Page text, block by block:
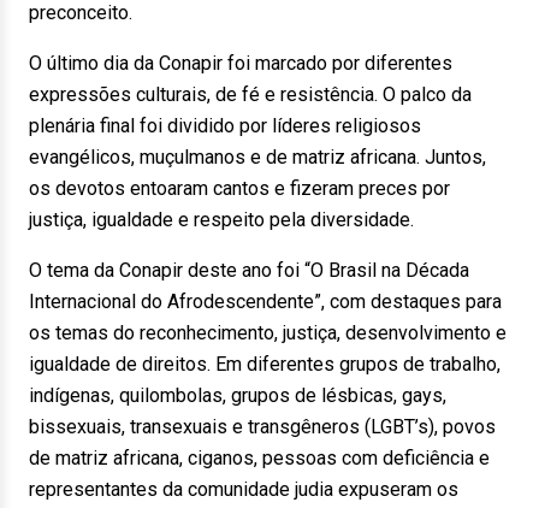
preconceito.
O último dia da Conapir foi marcado por diferentes
expressões culturais, de fé e resistência. O palco da
plenária final foi dividido por líderes religiosos
evangélicos, muçulmanos e de matriz africana. Juntos,
os devotos entoaram cantos e fizeram preces por
justiça, igualdade e respeito pela diversidade.
O tema da Conapir deste ano foi “O Brasil na Década
Internacional do Afrodescendente”, com destaques para
os temas do reconhecimento, justiça, desenvolvimento e
igualdade de direitos. Em diferentes grupos de trabalho,
indígenas, quilombolas, grupos de lésbicas, gays,
bissexuais, transexuais e transgêneros (LGBT’s), povos
de matriz africana, ciganos, pessoas com deficiência e
representantes da comunidade judia expuseram os